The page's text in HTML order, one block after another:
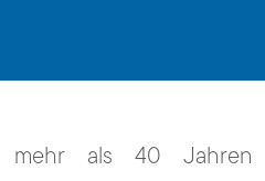
mehr als 40 Jahren